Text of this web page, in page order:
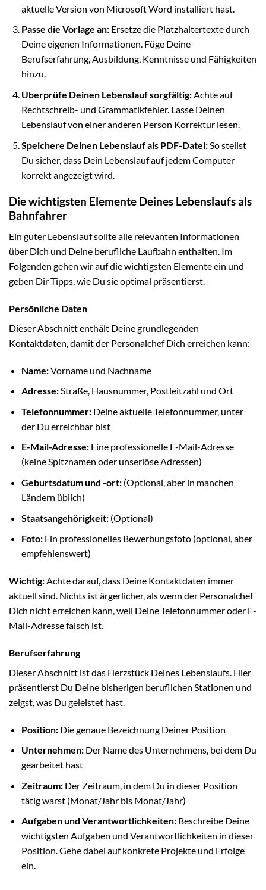
aktuelle Version von Microsoft Word installiert hast.
Passe die Vorlage an:Ersetze die Platzhaltertexte durch
Deine eigenen Informationen. Füge Deine
Berufserfahrung, Ausbildung, Kenntnisse und Fähigkeiten
hinzu.
Überprüfe Deinen Lebenslauf sorgfältig:Achte auf
Rechtschreib- und Grammatikfehler. Lasse Deinen
Lebenslauf von einer anderen Person Korrektur lesen.
Speichere Deinen Lebenslauf als PDF-Datei:So stellst
Du sicher, dass Dein Lebenslauf auf jedem Computer
korrekt angezeigt wird.
Die wichtigsten Elemente Deines Lebenslaufs als
Bahnfahrer
Ein guter Lebenslauf sollte alle relevanten Informationen
über Dich und Deine berufliche Laufbahn enthalten. Im
Folgenden gehen wir auf die wichtigsten Elemente ein und
geben Dir Tipps, wie Du sie optimal präsentierst.
Persönliche Daten
Dieser Abschnitt enthält Deine grundlegenden
Kontaktdaten, damit der Personalchef Dich erreichen kann:
Name:Vorname und Nachname
Adresse:Straße, Hausnummer, Postleitzahl und Ort
Telefonnummer:Deine aktuelle Telefonnummer, unter
der Du erreichbar bist
E-Mail-Adresse:Eine professionelle E-Mail-Adresse
(keine Spitznamen oder unseriöse Adressen)
Geburtsdatum und -ort:(Optional, aber in manchen
Ländern üblich)
Staatsangehörigkeit:(Optional)
Foto:Ein professionelles Bewerbungsfoto (optional, aber
empfehlenswert)
Wichtig:Achte darauf, dass Deine Kontaktdaten immer
aktuell sind. Nichts ist ärgerlicher, als wenn der Personalchef
Dich nicht erreichen kann, weil Deine Telefonnummer oder E-
Mail-Adresse falsch ist.
Berufserfahrung
Dieser Abschnitt ist das Herzstück Deines Lebenslaufs. Hier
präsentierst Du Deine bisherigen beruflichen Stationen und
zeigst, was Du geleistet hast.
Position:Die genaue Bezeichnung Deiner Position
Unternehmen:Der Name des Unternehmens, bei dem Du
gearbeitet hast
Zeitraum:Der Zeitraum, in dem Du in dieser Position
tätig warst (Monat/Jahr bis Monat/Jahr)
Aufgaben und Verantwortlichkeiten:Beschreibe Deine
wichtigsten Aufgaben und Verantwortlichkeiten in dieser
Position. Gehe dabei auf konkrete Projekte und Erfolge
ein.